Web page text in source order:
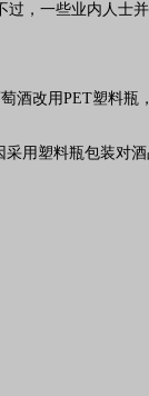
过，一些业内人士
用塑料瓶包装